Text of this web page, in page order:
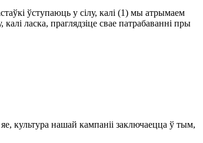
ўступаюць у сілу, калі (1) мы атрымаем
ласка, праглядзіце свае патрабаванні пры
культура нашай кампаніі заключаецца ў тым,